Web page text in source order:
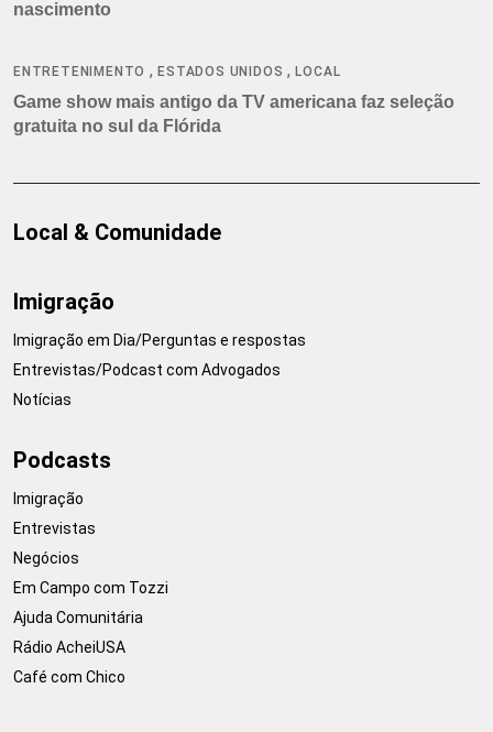
nascimento
ENTRETENIMENTO ,ESTADOS UNIDOS ,LOCAL
Game show mais antigo da TV americana faz seleção
gratuita no sul da Flórida
Local & Comunidade
Imigração
Imigração em Dia/Perguntas e respostas
Entrevistas/Podcast com Advogados
Notícias
Podcasts
Imigração
Entrevistas
Negócios
Em Campo com Tozzi
Ajuda Comunitária
Rádio AcheiUSA
Café com Chico